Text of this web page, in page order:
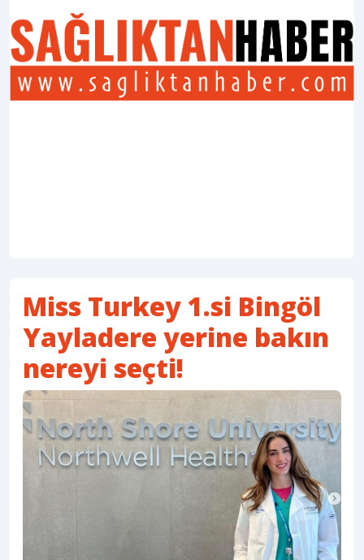
Miss Turkey 1.si Bingöl
Yayladere yerine bakın
nereyi seçti!